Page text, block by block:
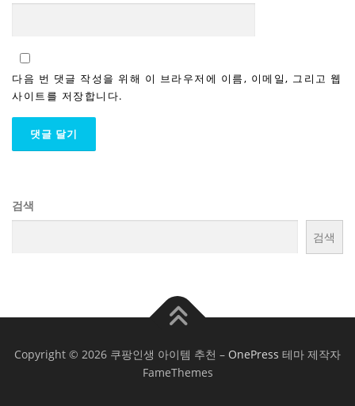
다음 번 댓글 작성을 위해 이 브라우저에 이름, 이메일, 그리고 웹
사이트를 저장합니다.
검색
검색
Copyright © 2026 쿠팡인생 아이템 추천 – OnePress 테마 제작자
FameThemes